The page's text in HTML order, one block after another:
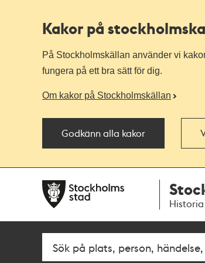
Kakor på
På Stockholmskällan använder vi
fungera på ett bra sätt för dig.
Om kakor på Stockholmskällan
Godkänn alla kakor
navigationen
huvudinnehållet
Fritextsök